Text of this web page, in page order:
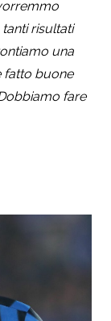
risultati
una
fatto buone
fare